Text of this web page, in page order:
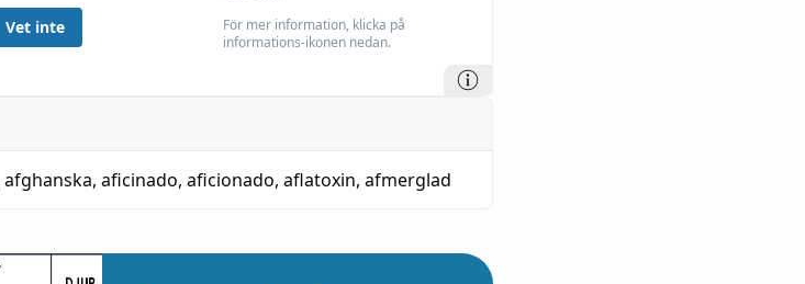
Vet inte
För mer information, klicka på
informations-ikonen nedan.
afghanska, aficinado, aficionado, aflatoxin, afmerglad